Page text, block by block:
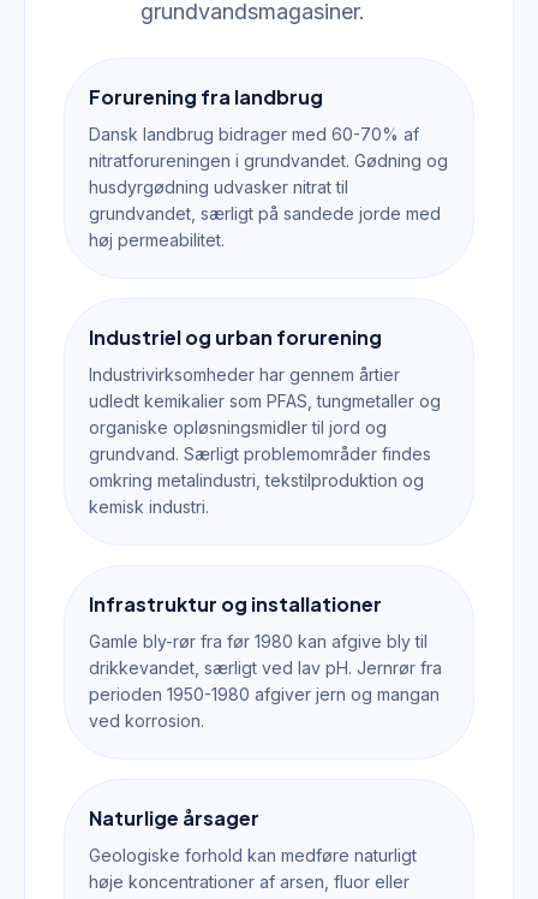
grundvandsmagasiner.
Forurening fra landbrug
Dansk landbrug bidrager med 60-70% af
nitratforureningen i grundvandet. Gødning og
husdyrgødning udvasker nitrat til
grundvandet, særligt på sandede jorde med
høj permeabilitet.
Industriel og urban forurening
Industrivirksomheder har gennem årtier
udledt kemikalier som PFAS, tungmetaller og
organiske opløsningsmidler til jord og
grundvand. Særligt problemområder findes
omkring metalindustri, tekstilproduktion og
kemisk industri.
Infrastruktur og installationer
Gamle bly-rør fra før 1980 kan afgive bly til
drikkevandet, særligt ved lav pH. Jernrør fra
perioden 1950-1980 afgiver jern og mangan
ved korrosion.
Naturlige årsager
Geologiske forhold kan medføre naturligt
høje koncentrationer af arsen, fluor eller